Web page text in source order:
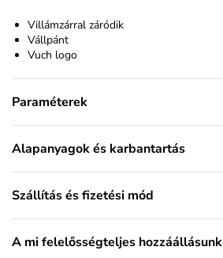
Villámzárral záródik
Vállpánt
Vuch logo
Paraméterek
Alapanyagok és karbantartás
Szállítás és fizetési mód
A mi felelősségteljes hozzáállásunk